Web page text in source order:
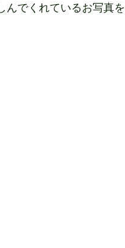
んでくれているお写真